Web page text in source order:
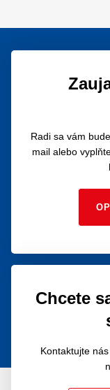
Radi sa vám
mail alebo
Chcete
Kontaktujte